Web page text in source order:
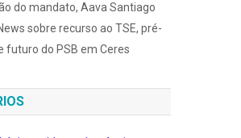
do mandato, Aava Santiago
sobre recurso ao TSE, pré-
futuro do PSB em Ceres